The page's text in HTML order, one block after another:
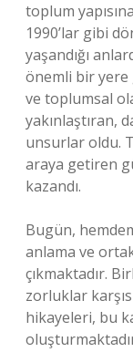
toplum
1990’lar gibi
yaşandığı
önemli bir
ve toplumsal
yakınlaştıran,
unsurlar oldu.
araya getiren
kazandı.
Bugün,
anlama ve
çıkmaktadır.
zorluklar
hikayeleri, bu